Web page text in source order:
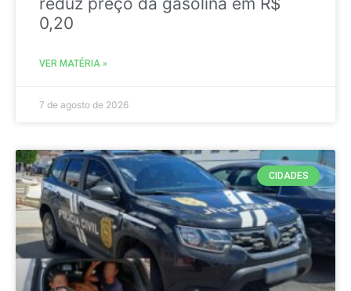
0,20
VER MATÉRIA »
7 de agosto de 2026
CIDADES